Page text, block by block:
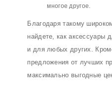
многое другое.
Благодаря такому
найдете, как аксессуары
и для любых других.
предложения от лучших
максимально выгодные